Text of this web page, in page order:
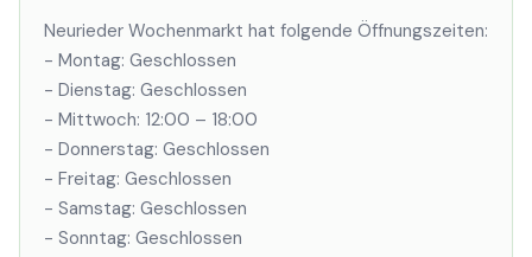
Neurieder Wochenmarkt hat folgende Öffnungszeiten:
- Montag: Geschlossen
- Dienstag: Geschlossen
- Mittwoch: 12:00 – 18:00
- Donnerstag: Geschlossen
- Freitag: Geschlossen
- Samstag: Geschlossen
- Sonntag: Geschlossen